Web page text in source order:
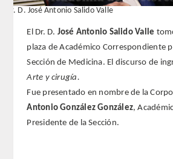
Dr. D. José Antonio Salido Valle
El Dr. D. José Antonio Salido Valle
plaza de Académico Correspondiente
Sección de Medicina. El discurso de
Arte y cirugía.
Fue presentado en nombre de la
Antonio González González,
Presidente de la Sección.